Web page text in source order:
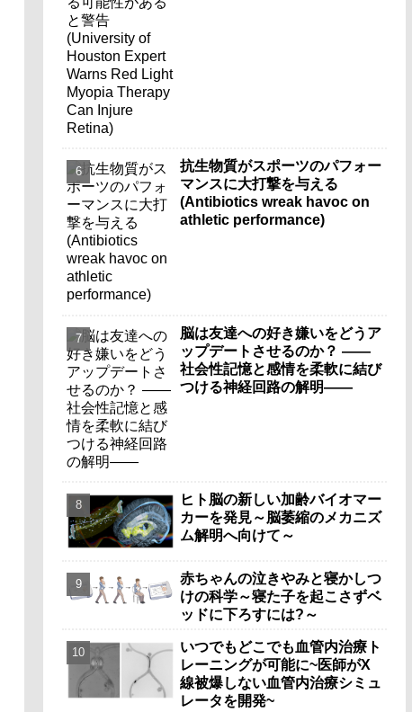
抗生物質がスポーツのパフォー
マンスに大打撃を与える
(Antibiotics wreak havoc on
athletic performance)
脳は友達への好き嫌いをどうア
ップデートさせるのか？ ――
社会性記憶と感情を柔軟に結び
つける神経回路の解明――
ヒト脳の新しい加齢バイオマー
カーを発見～脳萎縮のメカニズ
ム解明へ向けて～
赤ちゃんの泣きやみと寝かしつ
けの科学～寝た子を起こさずベ
ッドに下ろすには?～
いつでもどこでも血管内治療ト
レーニングが可能に~医師がX
線被爆しない血管内治療シミュ
レータを開発~